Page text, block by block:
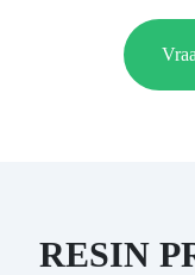
RESIN